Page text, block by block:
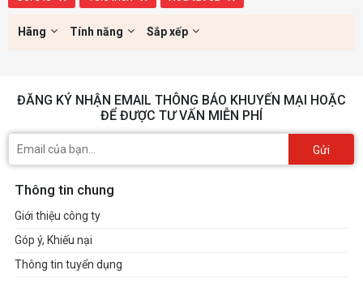
Hãng Tính năng Sắp xếp
ĐĂNG KÝ NHẬN EMAIL THÔNG BÁO KHUYẾN MẠI HOẶC
ĐỂ ĐƯỢC TƯ VẤN MIỄN PHÍ
Gửi
Thông tin chung
Giới thiệu công ty
Góp ý, Khiếu nại
Thông tin tuyển dụng